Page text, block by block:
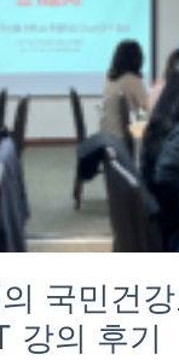
국민건
강의 후기